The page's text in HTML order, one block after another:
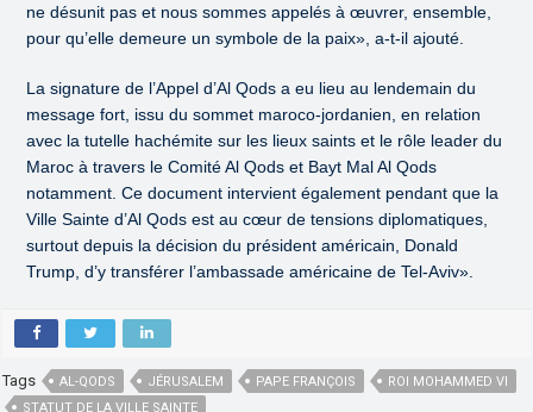
ne désunit pas et nous sommes appelés à œuvrer, ensemble,
pour qu’elle demeure un symbole de la paix», a-t-il ajouté.
La signature de l’Appel d’Al Qods a eu lieu au lendemain du
message fort, issu du sommet maroco-jordanien, en relation
avec la tutelle hachémite sur les lieux saints et le rôle leader du
Maroc à travers le Comité Al Qods et Bayt Mal Al Qods
notamment. Ce document intervient également pendant que la
Ville Sainte d’Al Qods est au cœur de tensions diplomatiques,
surtout depuis la décision du président américain, Donald
Trump, d’y transférer l’ambassade américaine de Tel-Aviv».
Tags AL-QODS JÉRUSALEM PAPE FRANÇOIS
ROI MOHAMMED VI
STATUT DE LA VILLE SAINTE